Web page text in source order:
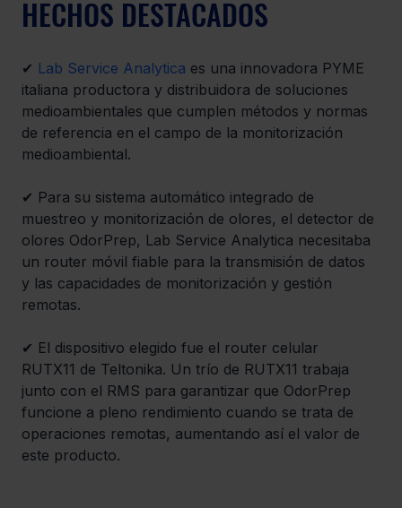
HECHOS DESTACADOS
✔ Lab Service Analytica es una innovadora PYME
italiana productora y distribuidora de soluciones
medioambientales que cumplen métodos y normas
de referencia en el campo de la monitorización
medioambiental.
✔ Para su sistema automático integrado de
muestreo y monitorización de olores, el detector de
olores OdorPrep, Lab Service Analytica necesitaba
un router móvil fiable para la transmisión de datos
y las capacidades de monitorización y gestión
remotas.
✔ El dispositivo elegido fue el router celular
RUTX11 de Teltonika. Un trío de RUTX11 trabaja
junto con el RMS para garantizar que OdorPrep
funcione a pleno rendimiento cuando se trata de
operaciones remotas, aumentando así el valor de
este producto.